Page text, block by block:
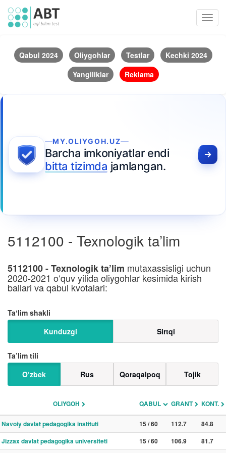
Qabul 2024 Oliygohlar Testlar
Kechki 2024
Yangiliklar
Reklama
MY.OLIYGOH.UZ
Barcha imkoniyatlar endi
bitta tizimda jamlangan.
5112100 - Texnologik ta’lim
5112100 - Texnologik ta’lim mutaxassisligi uchun
2020-2021 o‘quv yilida oliygohlar kesimida kirish
ballari va qabul kvotalari:
Taʼlim shakli
Kunduzgi
Sirtqi
Ta’lim tili
O‘zbek
Rus Qoraqalpoq Tojik
OLIYGOH QABUL GRANT KONT.
Navoiy davlat pedagogika instituti 15 / 60 112.7
84.8
Jizzax davlat pedagogika universiteti
15 / 60 106.9
81.7